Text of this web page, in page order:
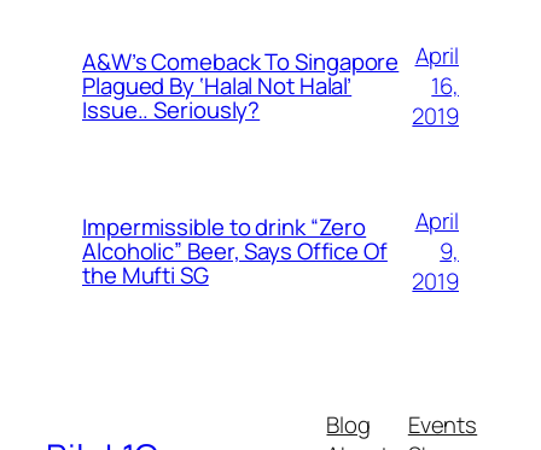
A&W’s Comeback To Singapore
Plagued By ‘Halal Not Halal’
Issue.. Seriously?
April
16,
2019
Impermissible to drink “Zero
Alcoholic” Beer, Says Office Of
the Mufti SG
April
9,
2019
Blog
Events